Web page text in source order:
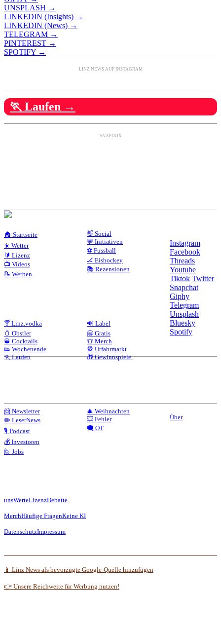
UNSPLASH →
LINKEDIN (Insights) →
LINKEDIN (News) →
TELEGRAM →
PINTEREST →
SPOTIFY →
LINZ NEWS AUF INSTAGRAM
🏃 Laufen →
SNAPDOX
🏠 Startseite
☀️ Wetter
🔰 Lizenz
📺 Videos
📝 Werben
👋 Social
💬 Initiativen
⚽ Fussball
🏒 Eishockey
📚 Rezensionen
🍸 Linz.vodka
🫙 Obstler
🥃 Cocktails
👟 Wochenende
🏃 Laufen
🔊 Label
🤗 Gratis
👕 Merch
🎡 Urfahrmarkt
🎁 Gewinnspiele
📨 Newsletter
✏️ LeserNews
🎙️ Podcast
💰 Investoren
🙋 Jobs
🎄 Weihnachten
💥 Fehler
🗨️ OT
Instagram
Facebook
Threads
Youtube
Tiktok Twitter
Snapchat
Giphy
Telegram
Unsplash
Bluesky
Spotify
Über
unsWerteLizenzDebatte
MerchHäufige FragenKeine KI
DatenschutzImpressum
📱 Linz News als bevorzugte Google-Quelle hinzufügen
👉 Unsere Reichweite für Werbung nutzen!